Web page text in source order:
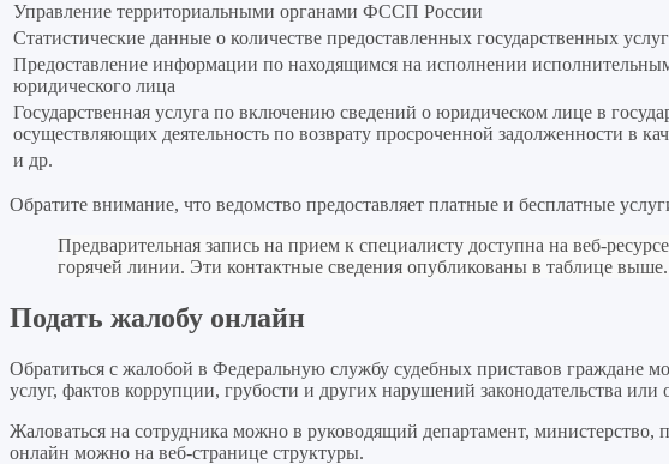
Управление территориальными органами ФССП России
Статистические данные о количестве предоставленных государственных услуг
Предоставление информации по находящимся на исполнении
юридического лица
Государственная услуга по включению сведений о юридическом лице в
осуществляющих деятельность по возврату просроченной задолженности в
и др.
Обратите внимание, что ведомство предоставляет платные и бесплатные
Предварительная запись на прием к специалисту доступна на веб-
горячей линии. Эти контактные сведения опубликованы в таблице выше.
Подать жалобу онлайн
Обратиться с жалобой в Федеральную службу судебных приставов граждане
услуг, фактов коррупции, грубости и других нарушений законодательства
Жаловаться на сотрудника можно в руководящий департамент,
онлайн можно на веб-странице структуры.